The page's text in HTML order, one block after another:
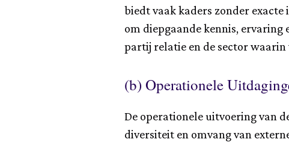
biedt vaak kaders zonder
om diepgaande kennis, ervaring
partij relatie en de sector
(b) Operationele
De operationele uitvoering van
diversiteit en omvang van